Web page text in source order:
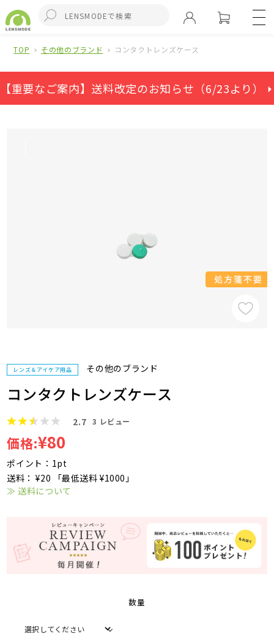
TOP その他のブランド コンタクトレンズケース
【重要なご案内】送料改定のお知らせ（6/23より） ⏵
レンズ＆アイケア用品 その他のブランド
コンタクトレンズケース
2.7 3 レビュー
価格:¥80
ポイント：1pt
送料： ¥20 「最低送料 ¥1000」
≫ 送料について
数量